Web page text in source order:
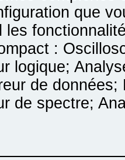
que
les
:
logique;
de données;
de spectre;